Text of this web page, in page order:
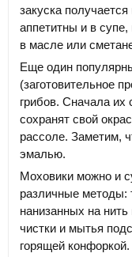
закуска
аппетитны и в
в масле или
Еще один
(заготовительное
грибов. Сначала их
сохранят свой
рассоле. Заметим,
эмалью.
Моховики можно и
различные методы:
нанизанных на
чистки и мытья
горящей конфоркой.